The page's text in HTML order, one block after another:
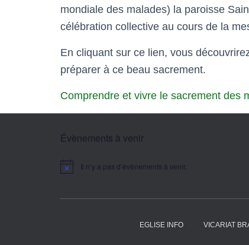
mondiale des malades) la paroisse
célébration collective au cours de la
En cliquant sur ce lien, vous
préparer à ce beau sacrement.
Comprendre et vivre le sacrement des
Évènements à venir
N
i
Il n’y a pas d’évènements à venir.
EGLISE INFO VICARIAT